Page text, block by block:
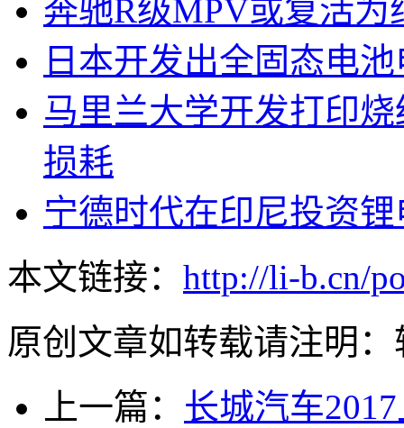
奔驰R级MPV或复活为
日本开发出全固态电
马里兰大学开发打印
损耗
宁德时代在印尼投资
本文链接： http://li-b.cn/
原创文章如转载请注明：
上一篇： 长城汽车